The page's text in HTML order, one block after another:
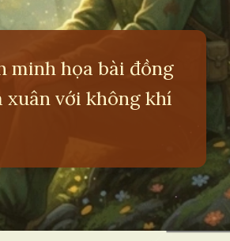
minh họa bài đồng
xuân với không khí